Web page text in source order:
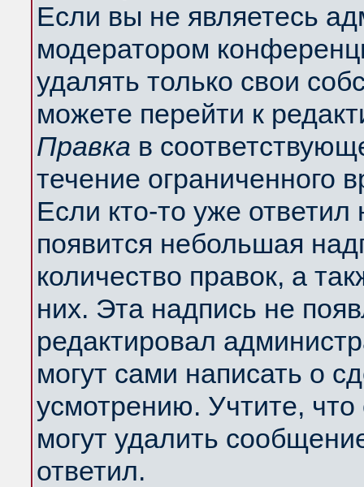
Если вы не являетесь
модератором
удалять только свои
можете перейти к
Правка в
течение ограниченного
Если кто-то уже
появится небольшая
количество правок, а
них. Эта надпись не
редактировал
могут сами написать о
усмотрению. Учтите,
могут удалить
ответил.